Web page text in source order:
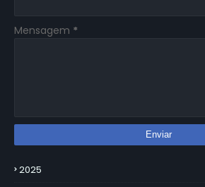
Mensagem *
2025